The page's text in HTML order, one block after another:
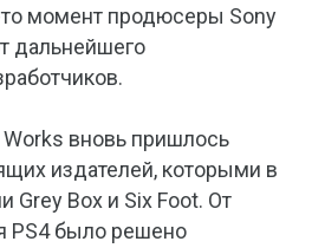
то момент продюсеры Sony
дальнейшего
вновь пришлось
издателей, которыми в
Grey Box и Six Foot. От
PS4 было решено